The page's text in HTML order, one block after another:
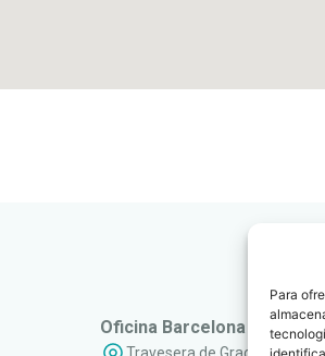
Para
Oficina Barcelona